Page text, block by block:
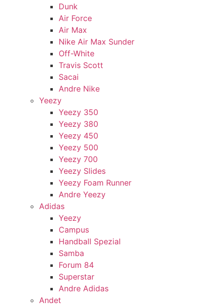
Dunk
Air Force
Air Max
Nike Air Max Sunder
Off-White
Travis Scott
Sacai
Andre Nike
Yeezy
Yeezy 350
Yeezy 380
Yeezy 450
Yeezy 500
Yeezy 700
Yeezy Slides
Yeezy Foam Runner
Andre Yeezy
Adidas
Yeezy
Campus
Handball Spezial
Samba
Forum 84
Superstar
Andre Adidas
Andet